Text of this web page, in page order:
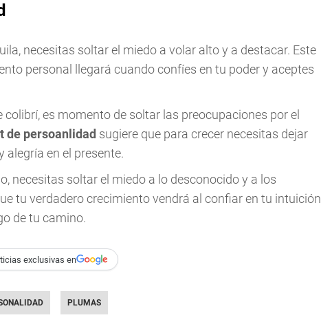
necesitas soltar el miedo a volar alto y a destacar. Este
personal llegará cuando confíes en tu poder y aceptes
colibrí, es momento de soltar las preocupaciones por el
de persoanlidad sugiere que para crecer necesitas dejar
alegría en el presente.
necesitas soltar el miedo a lo desconocido y a los
tu verdadero crecimiento vendrá al confiar en tu intuición
de tu camino.
exclusivas en
PLUMAS